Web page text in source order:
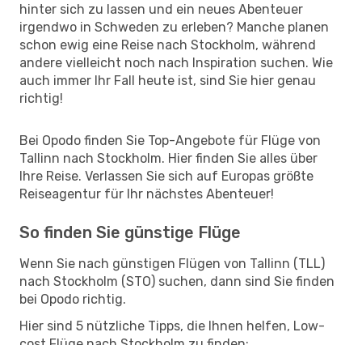
hinter sich zu lassen und ein neues Abenteuer
irgendwo in Schweden zu erleben? Manche planen
schon ewig eine Reise nach Stockholm, während
andere vielleicht noch nach Inspiration suchen. Wie
auch immer Ihr Fall heute ist, sind Sie hier genau
richtig!
Bei Opodo finden Sie Top-Angebote für Flüge von
Tallinn nach Stockholm. Hier finden Sie alles über
Ihre Reise. Verlassen Sie sich auf Europas größte
Reiseagentur für Ihr nächstes Abenteuer!
So finden Sie günstige Flüge
Wenn Sie nach günstigen Flügen von Tallinn (TLL)
nach Stockholm (STO) suchen, dann sind Sie finden
bei Opodo richtig.
Hier sind 5 nützliche Tipps, die Ihnen helfen, Low-